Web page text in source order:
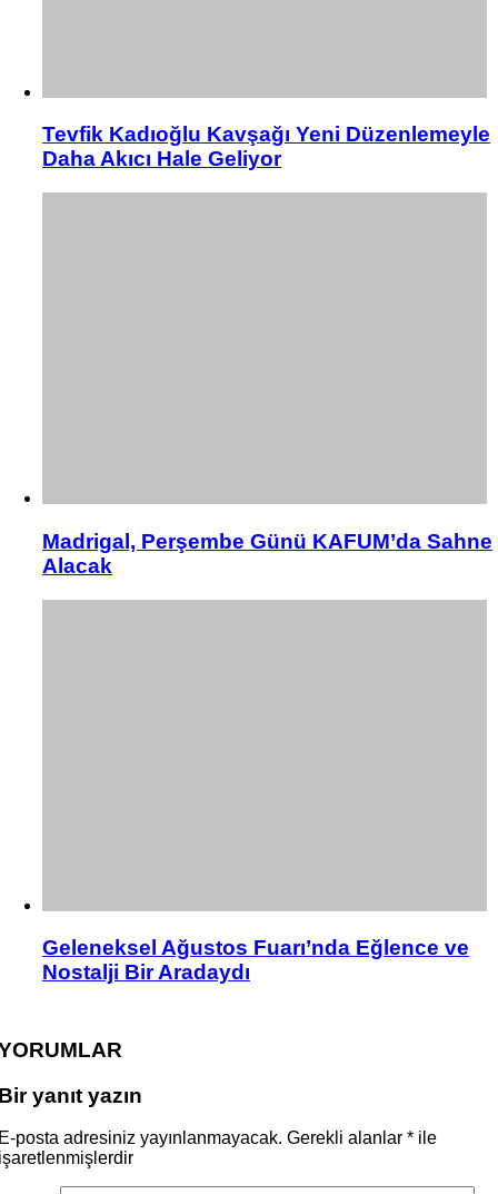
Tevfik Kadıoğlu Kavşağı Yeni Düzenlemeyle
Daha Akıcı Hale Geliyor
Madrigal, Perşembe Günü KAFUM’da Sahne
Alacak
Geleneksel Ağustos Fuarı’nda Eğlence ve
Nostalji Bir Aradaydı
yanıt yazın
posta adresiniz yayınlanmayacak. Gerekli alanlar * ile